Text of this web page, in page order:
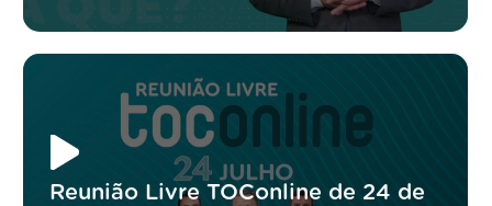
Reunião Livre TOConline de 24 de